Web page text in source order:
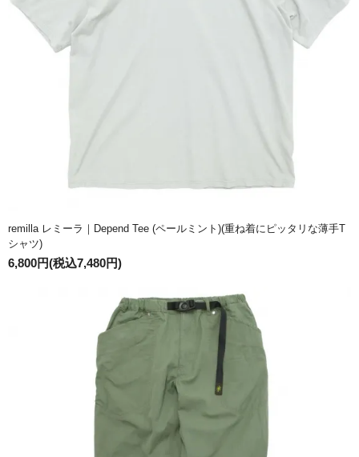
remilla レミーラ｜Depend Tee (ペールミント)(重ね着にピッタリな薄手T
シャツ)
6,800円(税込7,480円)